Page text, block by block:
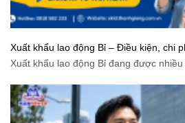
Xuất khẩu lao động Bỉ – Điều kiện, chi
trình chuẩn cho người lao động
Xuất khẩu lao động Bỉ đang được